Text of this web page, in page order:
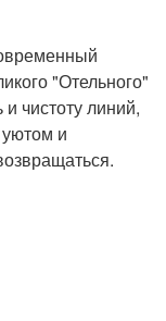
"Отельного"
и чистоту линий,
и